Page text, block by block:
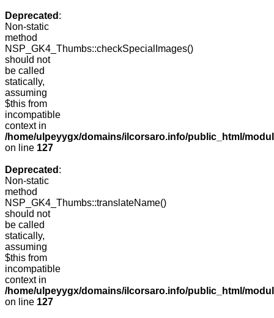
Deprecated :
Non-static
method
NSP_GK4_Thumbs::checkSpecialImages()
should not
be called
statically,
assuming
$this from
incompatible
context in
/home/ulpeyygx/domains/ilcorsaro.info/public_html/
on line 127
Deprecated :
Non-static
method
NSP_GK4_Thumbs::translateName()
should not
be called
statically,
assuming
$this from
incompatible
context in
/home/ulpeyygx/domains/ilcorsaro.info/public_html/
on line 127